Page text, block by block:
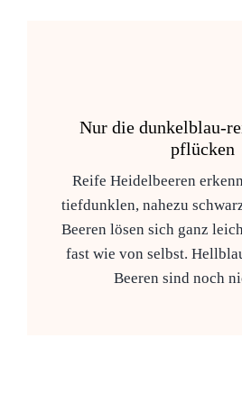
Nur die dunkelblau-
pflücken
Reife Heidelbeeren
tiefdunklen, nahezu
Beeren lösen sich ganz
fast wie von selbst.
Beeren sind noch